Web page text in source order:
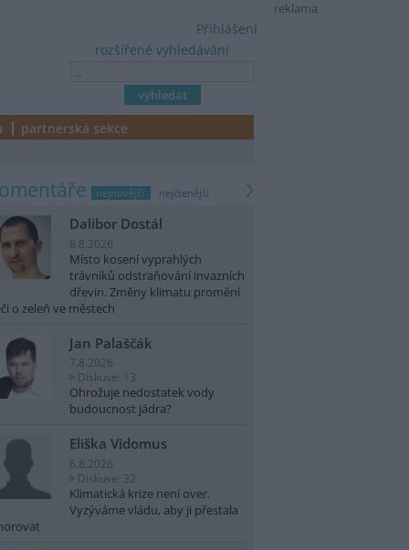
reklama
rozšířené vyhledávání
Přihlášení
partnerská sekce
nejnovější nejčtenější
Dalibor Dostál
8.8.2026
Místo kosení vyprahlých
trávníků odstraňování invazních
dřevin. Změny klimatu promění
o zeleň ve městech
Jan Palaščák
7.8.2026
Diskuse: 13
Ohrožuje nedostatek vody
budoucnost jádra?
Eliška Vidomus
6.8.2026
Diskuse: 32
Klimatická krize není over.
Vyzýváme vládu, aby ji přestala